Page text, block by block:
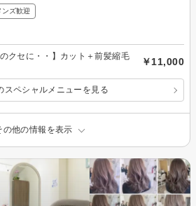
ンズ歓迎
のクセに・・】カット＋前髪縮毛
￥11,000
スペシャルメニューを見る
の他の情報を表示